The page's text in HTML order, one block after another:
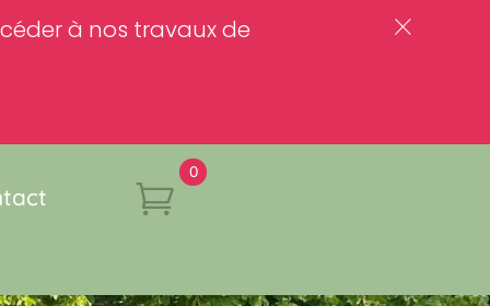
à nos travaux de c
0